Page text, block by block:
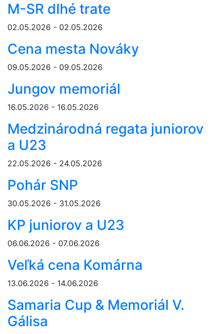
M-SR dlhé trate
02.05.2026 - 02.05.2026
Cena mesta Nováky
09.05.2026 - 09.05.2026
Jungov memoriál
16.05.2026 - 16.05.2026
Medzinárodná regata juniorov
a U23
22.05.2026 - 24.05.2026
Pohár SNP
30.05.2026 - 31.05.2026
KP juniorov a U23
06.06.2026 - 07.06.2026
Veľká cena Komárna
13.06.2026 - 14.06.2026
Samaria Cup & Memoriál V.
Gálisa